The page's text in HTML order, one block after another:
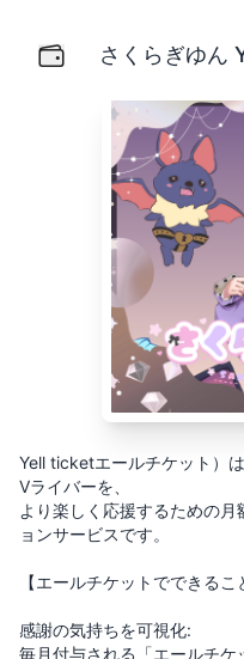
さくらぎゆん
Yell ticketエールチケット）
Vライバーを、
より楽しく応援するための
ョンサービスです。
【エールチケットでできるこ
感謝の気持ちを可視化:
毎月付与される「エールチ